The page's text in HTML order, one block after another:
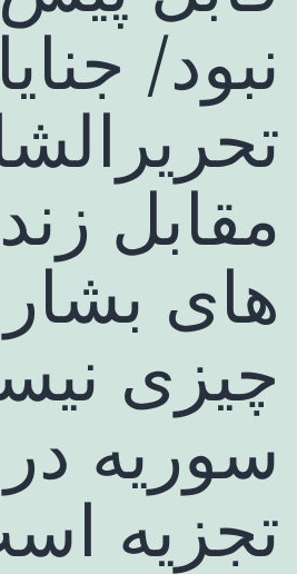
نبود/
مقابل
های
چیزی
سوریه
تجزیه